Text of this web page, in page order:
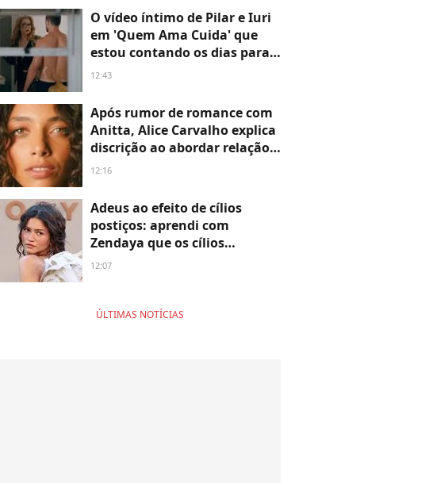
ingredientes
O vídeo íntimo de Pilar e Iuri
em 'Quem Ama Cuida' que
estou contando os dias para
assistir: cena explosiva
e filha
12:43
Após rumor de romance com
Anitta, Alice Carvalho explica
discrição ao abordar relação
'de CPF para CPF': 'A minha
não pode ser de mais
ninguém'
12:16
Adeus ao efeito de cílios
postiços: aprendi com
Zendaya que os cílios
naturais estão na moda na
12:07
ÚLTIMAS NOTÍCIAS